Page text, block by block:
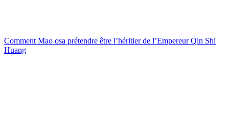
Comment Mao osa prétendre être l’héritier de l’Empereur Qin Shi
Huang